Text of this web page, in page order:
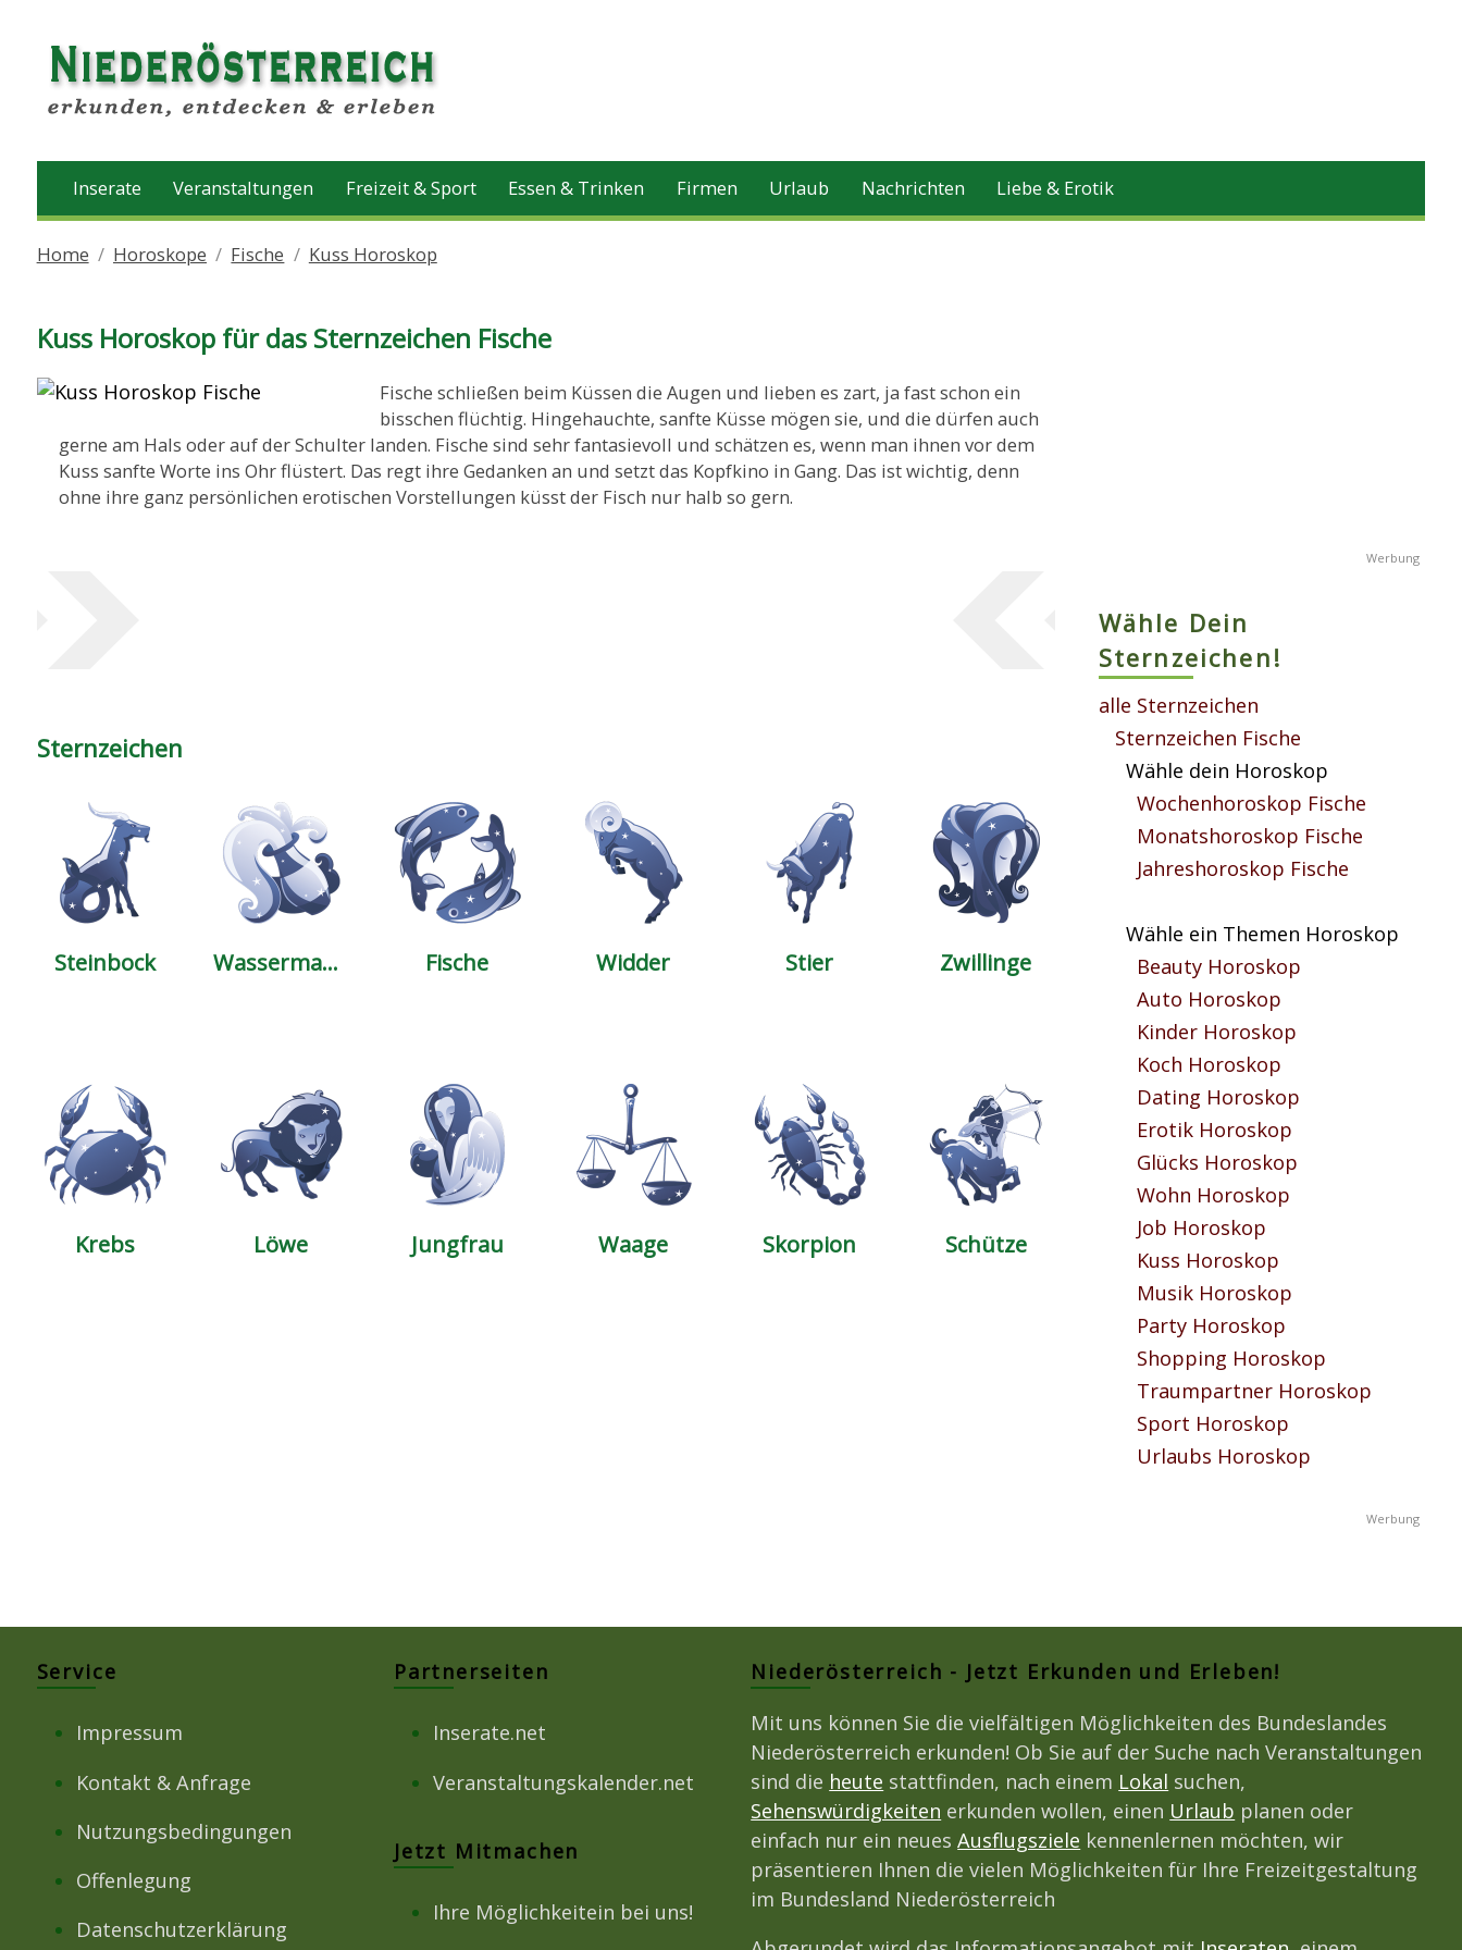
Inserate Veranstaltungen Freizeit & Sport Essen & Trinken Firmen Urlaub Nachrichten Liebe & Erotik
Home Horoskope Fische Kuss Horoskop
Kuss Horoskop für das Sternzeichen Fische
Fische schließen beim Küssen die Augen und lieben es zart, ja fast schon ein
bisschen flüchtig. Hingehauchte, sanfte Küsse mögen sie, und die dürfen auch
gerne am Hals oder auf der Schulter landen. Fische sind sehr fantasievoll und schätzen es, wenn man ihnen vor dem
Kuss sanfte Worte ins Ohr flüstert. Das regt ihre Gedanken an und setzt das Kopfkino in Gang. Das ist wichtig, denn
ohne ihre ganz persönlichen erotischen Vorstellungen küsst der Fisch nur halb so gern.
Sternzeichen
Steinbock Wassermann Fische Widder Stier Zwillinge
Krebs Löwe Jungfrau Waage Skorpion Schütze
Wähle Dein
Sternzeichen!
alle Sternzeichen
Sternzeichen Fische
Wähle dein Horoskop
Wochenhoroskop Fische
Monatshoroskop Fische
Jahreshoroskop Fische
Wähle ein Themen Horoskop
Beauty Horoskop
Auto Horoskop
Kinder Horoskop
Koch Horoskop
Dating Horoskop
Erotik Horoskop
Glücks Horoskop
Wohn Horoskop
Job Horoskop
Kuss Horoskop
Musik Horoskop
Party Horoskop
Shopping Horoskop
Traumpartner Horoskop
Sport Horoskop
Urlaubs Horoskop
Service
Impressum
Kontakt & Anfrage
Nutzungsbedingungen
Offenlegung
Datenschutzerklärung
Partnerseiten
Inserate.net
Veranstaltungskalender.net
Jetzt Mitmachen
Ihre Möglichkeitein bei uns!
Niederösterreich - Jetzt Erkunden und Erleben!
Mit uns können Sie die vielfältigen Möglichkeiten des Bundeslandes
Niederösterreich erkunden! Ob Sie auf der Suche nach Veranstaltungen
sind die heute stattfinden, nach einem Lokal suchen,
Sehenswürdigkeiten erkunden wollen, einen Urlaub planen oder
einfach nur ein neuesAusflugsziele kennenlernen möchten, wir
präsentieren Ihnen die vielen Möglichkeiten für Ihre Freizeitgestaltung
im Bundesland Niederösterreich